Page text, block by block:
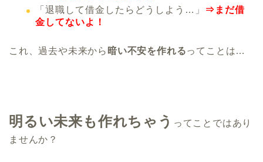
「退職して借金したらどうしよう…」
⇒まだ借
金してないよ！
これ、過去や未来から 暗い不安を作れるってことは…
明るい未来も作れちゃう ってことではあり
ませんか？